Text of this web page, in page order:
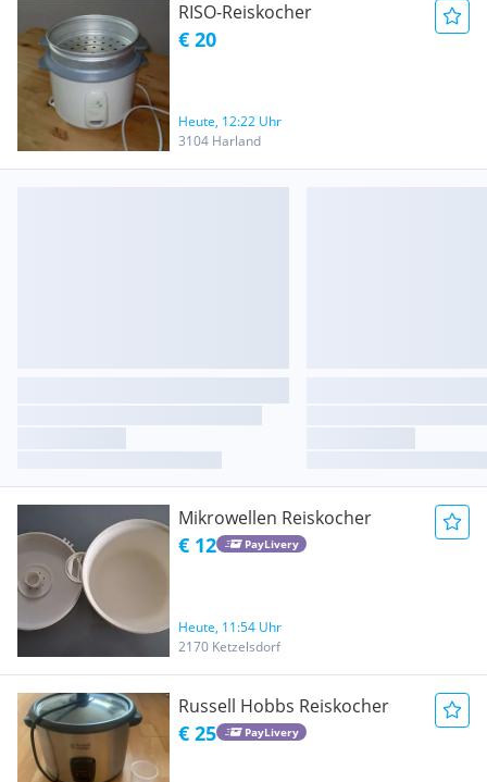
RISO-Reiskocher
€ 20
Heute, 12:22 Uhr
3104 Harland
Mikrowellen Reiskocher
€ 12 PayLivery
Heute, 11:54 Uhr
2170 Ketzelsdorf
Russell Hobbs Reiskocher
€ 25 PayLivery